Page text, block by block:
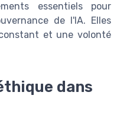
essentiels pour
de l'IA. Elles
et une volonté
dans